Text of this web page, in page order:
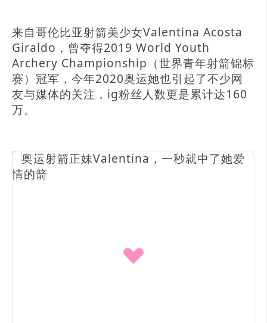
来自哥伦比亚射箭美少女Valentina Acosta
Giraldo，曾夺得2019 World Youth
Archery Championship（世界青年射箭锦标
赛）冠军，今年2020奥运她也引起了不少网
友与媒体的关注，ig粉丝人数更是累计达160
万。